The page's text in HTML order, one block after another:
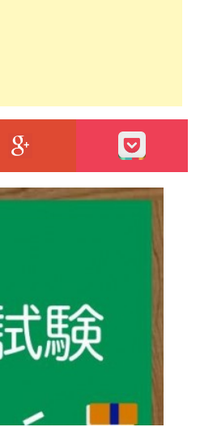
トリーをはてなブックマークに追加
GOOGLE+